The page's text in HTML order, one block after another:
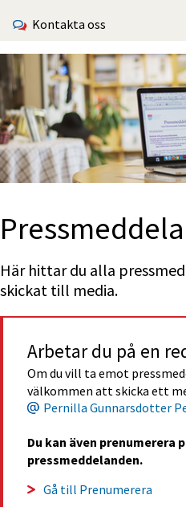
Kontakta oss
Här hittar du alla
skickat till media.
Arbetar du på en
Om du vill ta emot
välkommen att skicka ett
Pernilla Gunnarsdotter
Du kan även prenumerera
pressmeddelanden.
Gå till Prenumerera